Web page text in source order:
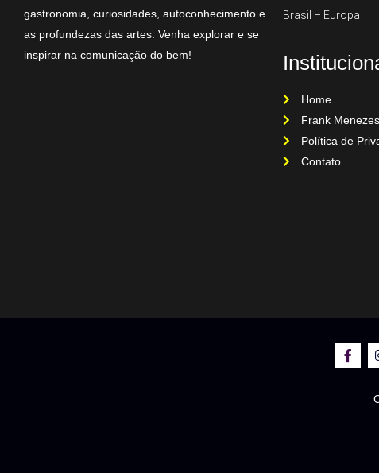
gastronomia, curiosidades, autoconhecimento e
as profundezas das artes. Venha explorar e se
inspirar na comunicação do bem!
Brasil – Europa
Home
Frank Menezes
Política de
Contato